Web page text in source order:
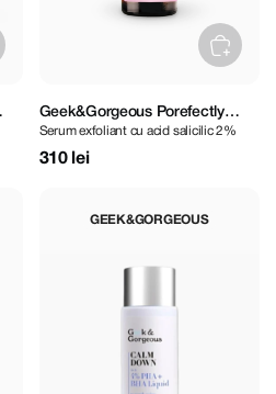
Geek&Gorgeous Porefectly
Clear Serum 30 ml
Serum exfoliant cu acid salicilic 2%
310 lei
GEEK&GORGEOUS